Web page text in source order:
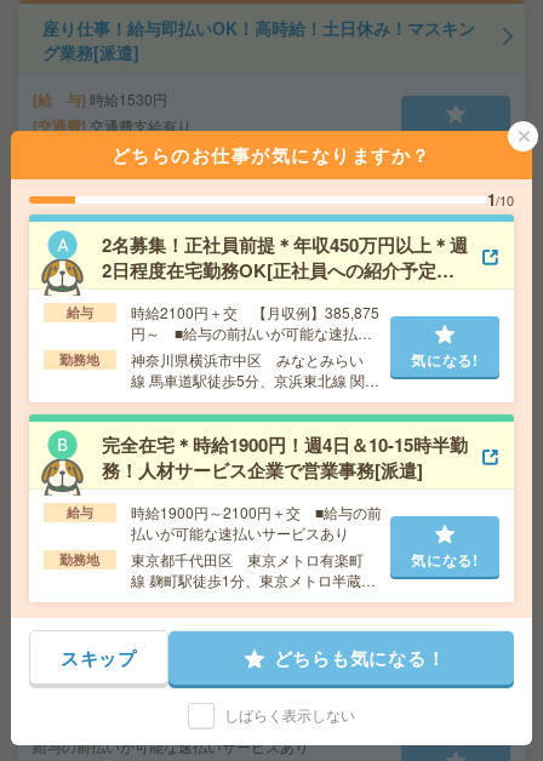
座り仕事！給与即払いOK！高時給！土日休み！マスキン
グ業務[派遣]
給 与 時給1530円
交通費 交通費支給有り
藤沢本町駅～徒歩14分
1750円＊《時間相談OK！》北鎌倉駅から徒歩圏内！長
期！窓口業務[派遣]
給 与 時給1750円 月収例 227,500円
交通費 全額支給
勤務地 北鎌倉駅徒歩15分、大船駅民間バス10分 ※
バス停：小坂小学校 徒歩１分（車・バイク・自転車
気になる!
【鎌倉市山崎】残業なし！超大手企業グループ×ITサポー
ト[派遣]
時給1700円 月収例 263,500円
交通費 全額支給
大船駅民間バス10分、富士見町駅徒歩15分
気になる!
【時給1700円】残業なし！未経験OK▼非営利団体で情報
の登録・更新など[派遣]
時給1700円＋交 【月収例】263,500円～ ■
給与の前払いが可能な速払いサービスあり
どちらのお仕事が気になりますか？
1/10
2名募集！正社員前提＊年収450万円以上＊週
2日程度在宅勤務OK[正社員への紹介予定派
遣]
給与
時給2100円＋交 【月収例】385,875
円～ ■給与の前払いが可能な速払い
サービスあり
勤務地
神奈川県横浜市中区 みなとみらい
線 馬車道駅徒歩5分、京浜東北線 関内
駅徒歩10分
気になる!
完全在宅＊時給1900円！週4日＆10-15時半勤
務！人材サービス企業で営業事務[派遣]
給与
時給1900円～2100円＋交 ■給与の前
払いが可能な速払いサービスあり
勤務地
東京都千代田区 東京メトロ有楽町
線 麹町駅徒歩1分、東京メトロ半蔵門
線 半蔵門駅徒歩5分
気になる!
スキップ どちらも気になる！
しばらく表示しない